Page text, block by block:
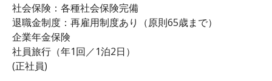
社会保険：各種社会保険完備
退職金制度：再雇用制度あり（原則65歳まで）
企業年金保険
社員旅行（年1回／1泊2日）
(正社員)